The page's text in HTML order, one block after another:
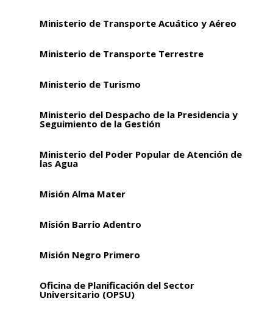
Ministerio de Transporte Acuático y Aéreo
Ministerio de Transporte Terrestre
Ministerio de Turismo
Ministerio del Despacho de la Presidencia y
Seguimiento de la Gestión
Ministerio del Poder Popular de Atención de
las Agua
Misión Alma Mater
Misión Barrio Adentro
Misión Negro Primero
Oficina de Planificación del Sector
Universitario (OPSU)